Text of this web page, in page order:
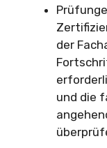
der
und die